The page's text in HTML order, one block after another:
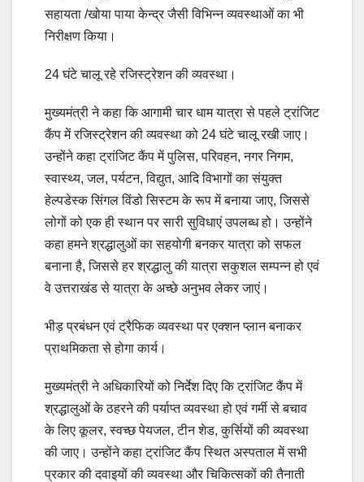
सहायता /खोया पाया केन्द्र जैसी विभिन्न व्यवस्थाओं का भी
निरीक्षण किया।
24 घंटे चालू रहे रजिस्ट्रेशन की व्यवस्था।
मुख्यमंत्री ने कहा कि आगामी चार धाम यात्रा से पहले ट्रांजिट
कैंप में रजिस्ट्रेशन की व्यवस्था को 24 घंटे चालू रखी जाए।
उन्होंने कहा ट्रांजिट कैंप में पुलिस, परिवहन, नगर निगम,
स्वास्थ्य, जल, पर्यटन, विद्युत, आदि विभागों का संयुक्त
हेल्पडेस्क सिंगल विंडो सिस्टम के रूप में बनाया जाए, जिससे
लोगों को एक ही स्थान पर सारी सुविधाएं उपलब्ध हो। उन्होंने
कहा हमने श्रद्धालुओं का सहयोगी बनकर यात्रा को सफल
बनाना है, जिससे हर श्रद्धालु की यात्रा सकुशल सम्पन्न हो एवं
वे उत्तराखंड से यात्रा के अच्छे अनुभव लेकर जाएं।
भीड़ प्रबंधन एवं ट्रैफिक व्यवस्था पर एक्शन प्लान बनाकर
प्राथमिकता से होगा कार्य।
मुख्यमंत्री ने अधिकारियों को निर्देश दिए कि ट्रांजिट कैंप में
श्रद्धालुओं के ठहरने की पर्याप्त व्यवस्था हो एवं गर्मी से बचाव
के लिए कूलर, स्वच्छ पेयजल, टीन शेड, कुर्सियों की व्यवस्था
की जाए। उन्होंने कहा ट्रांजिट कैंप स्थित अस्पताल में सभी
प्रकार की दवाइयों की व्यवस्था और चिकित्सकों की तैनाती